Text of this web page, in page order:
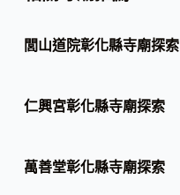
閭山道院彰化縣寺廟探索
仁興宮彰化縣寺廟探索
萬善堂彰化縣寺廟探索